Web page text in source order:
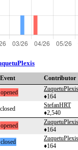
Event Contributor
opened
ZuquetuPlexis
♦164
closed
StefanHRT
♦2,540
opened
ZuquetuPlexis
♦164
closed
ZuquetuPlexis
♦164